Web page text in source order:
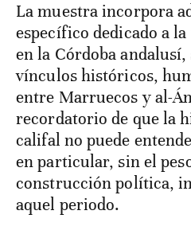
La muestra incorpora
específico dedicado a
en la Córdoba
vínculos históricos,
entre Marruecos y al-
recordatorio de que la
califal no puede
en particular, sin el
construcción política,
aquel periodo.